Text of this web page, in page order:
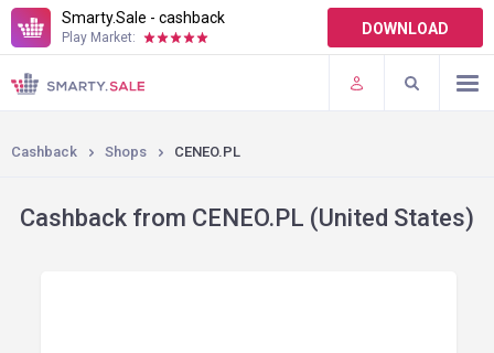
Smarty.Sale - cashback
Play Market: DOWNLOAD
TERMS OF USE
PLUGINS
Cashback Shops CENEO.PL
Cashback from CENEO.PL (United States)